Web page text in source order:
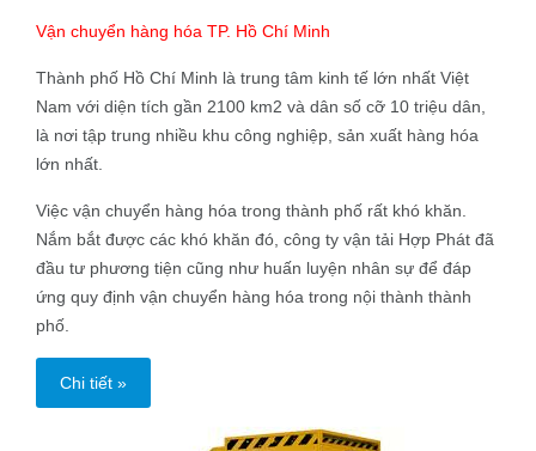
Vận chuyển hàng hóa TP. Hồ Chí Minh
Thành phố Hồ Chí Minh là trung tâm kinh tế lớn nhất Việt
Nam với diện tích gần 2100 km2 và dân số cỡ 10 triệu dân,
là nơi tập trung nhiều khu công nghiệp, sản xuất hàng hóa
lớn nhất.
Việc vận chuyển hàng hóa trong thành phố rất khó khăn.
Nắm bắt được các khó khăn đó, công ty vận tải Hợp Phát đã
đầu tư phương tiện cũng như huấn luyện nhân sự để đáp
ứng quy định vận chuyển hàng hóa trong nội thành thành
phố.
Chi tiết »